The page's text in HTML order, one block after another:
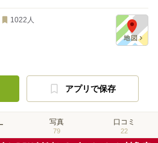
1022 人
アプリで保存
写真
79
口コミ
22